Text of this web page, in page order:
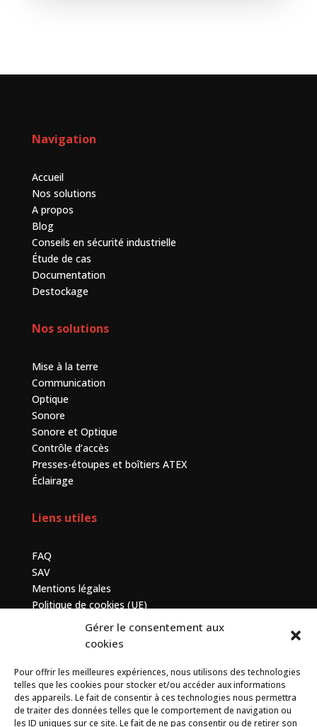
Gérer le consentement aux
cookies
Pour offrir les meilleures expériences, nous utilisons des technologies
telles que les cookies pour stocker et/ou accéder aux informations
des appareils. Le fait de consentir à ces technologies nous permettra
de traiter des données telles que le comportement de navigation ou
les ID uniques sur ce site. Le fait de ne pas consentir ou de retirer son
Navigation
Accueil
Nos solutions
A propos
Blog
Conseils en sécurité industrielle
Étude de cas
Documentation
Destockage
Nos solutions
Mise à la terre
Communication
Optique
Sonore
Sonore et Optique
Contrôle d’accès
Presses-étoupes et boîtiers ATEX
Éclairage
Liens utiles
FAQ
SAV
Mentions légales
Politique de cookies (UE)
Contactez-nous
7 bis avenue de la Baltique, ZA de Courtabœuf, 91140
Villebon sur Yvette
+33 (0) 1 69 75 20 90